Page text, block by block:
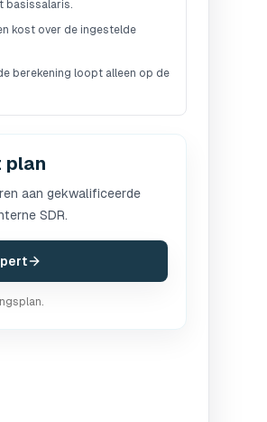
basissalaris.
kost over de ingestelde
berekening loopt alleen op de
plan
aan gekwalificeerde
SDR.